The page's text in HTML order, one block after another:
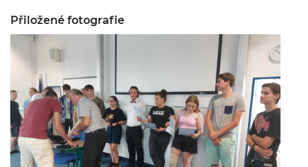
Přiložené fotografie